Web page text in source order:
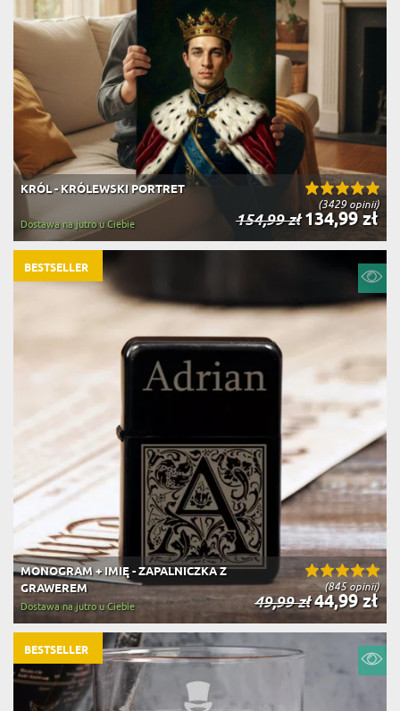
(3429 opinii)
KRÓL - KRÓLEWSKI PORTRET
154,99 zł134,99 zł
Dostawa na jutro u Ciebie
(845 opinii)
MONOGRAM + IMIĘ - ZAPALNICZKA Z
GRAWEREM
49,99 zł44,99 zł
Dostawa na jutro u Ciebie
BESTSELLER
BESTSELLER